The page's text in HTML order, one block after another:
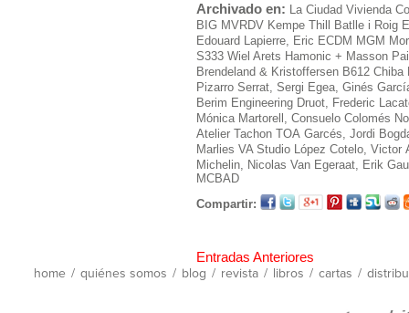
Archivado en: La Ciudad Vivienda
BIG MVRDV Kempe Thill Batlle i Roig
Edouard Lapierre, Eric ECDM MGM
S333 Wiel Arets Hamonic + Masson
Brendeland & Kristoffersen B612 Chiba
Pizarro Serrat, Sergi Egea, Ginés
Berim Engineering Druot, Frederic
Mónica Martorell, Consuelo Colomés
Atelier Tachon TOA Garcés, Jordi
Marlies VA Studio López Cotelo, Victor
Michelin, Nicolas Van Egeraat, Erik
MCBAD
Compartir:
Entradas Anteriores
home / quiénes somos / blog / revista / libros / cartas /